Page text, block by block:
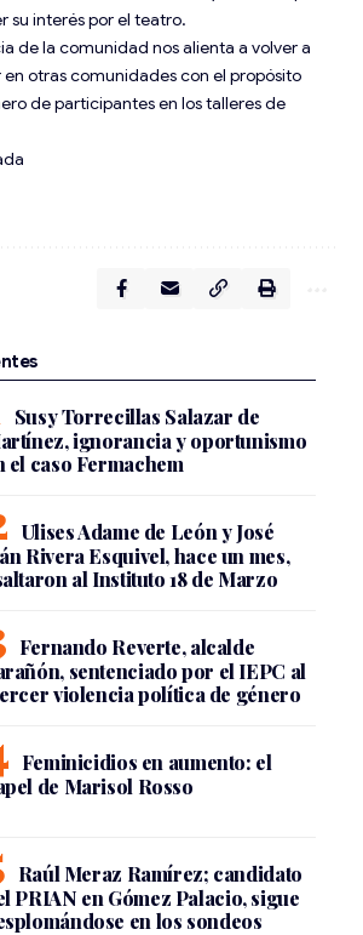
su interés por el teatro.
de la comunidad nos alienta a volver a
en otras comunidades con el propósito
de participantes en los talleres de
Susy Torrecillas Salazar de
ignorancia y oportunismo
el caso Fermachem
Ulises Adame de León y José
Rivera Esquivel, hace un mes,
al Instituto 18 de Marzo
Fernando Reverte, alcalde
sentenciado por el IEPC al
violencia política de género
Feminicidios en aumento: el
de Marisol Rosso
Raúl Meraz Ramírez; candidato
PRIAN en Gómez Palacio, sigue
en los sondeos